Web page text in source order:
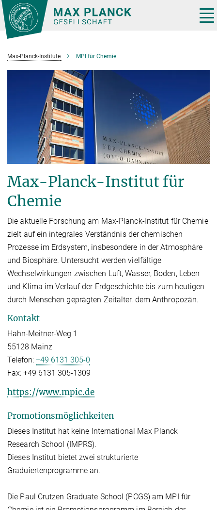
Hauptinhalt
Max-Planck-Institute MPI für Chemie
Max-Planck-Institut für
Chemie
Die aktuelle Forschung am Max-Planck-Institut für Chemie
zielt auf ein integrales Verständnis der chemischen
Prozesse im Erdsystem, insbesondere in der Atmosphäre
und Biosphäre. Untersucht werden vielfältige
Wechselwirkungen zwischen Luft, Wasser, Boden, Leben
und Klima im Verlauf der Erdgeschichte bis zum heutigen
durch Menschen geprägten Zeitalter, dem Anthropozän.
Kontakt
Hahn-Meitner-Weg 1
55128 Mainz
Telefon: +49 6131 305-0
Fax: +49 6131 305-1309
https://www.mpic.de
Promotionsmöglichkeiten
Dieses Institut hat keine International Max Planck
Research School (IMPRS).
Dieses Institut bietet zwei strukturierte
Graduiertenprogramme an.
Die Paul Crutzen Graduate School (PCGS) am MPI für